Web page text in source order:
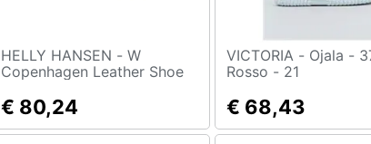
HELLY HANSEN - W
Copenhagen Leather Shoe
Scarpe Da Ginnastica,
Numero: 37,5 Eu
€ 80,24
VICTORIA - Ojala - 375090 -
Rosso - 21
€ 68,43